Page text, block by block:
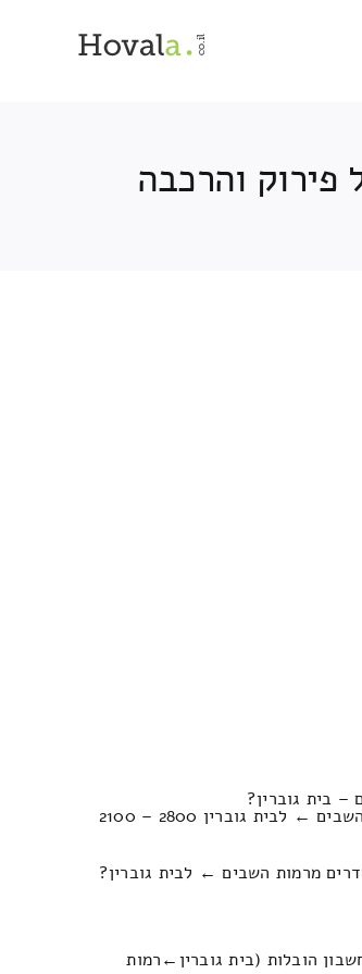
פירוק והרכבה
בית גוברין?
הערכת מחשבון להובלת דירה אחד חדרים רמות השבים ← לבית גוברין 2800 – 2100
מרמות השבים ← לבית גוברין?
כמה יעלה לכם להוביל של דירה אחד חדרים במחשבון הובלות (בית גוברין‎←‏רמות